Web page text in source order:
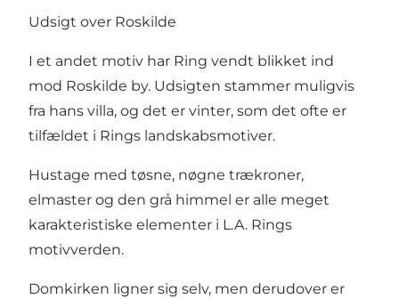
Udsigt over Roskilde
I et andet motiv har Ring vendt blikket ind
mod Roskilde by. Udsigten stammer muligvis
fra hans villa, og det er vinter, som det ofte er
tilfældet i Rings landskabsmotiver.
Hustage med tøsne, nøgne trækroner,
elmaster og den grå himmel er alle meget
karakteristiske elementer i L.A. Rings
motivverden.
Domkirken ligner sig selv, men derudover er